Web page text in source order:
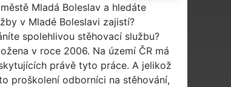
Mladá Boleslav a hledáte
v Mladé Boleslavi zajistí?
spolehlivou stěhovací službu?
v roce 2006. Na území ČR má
právě tyto práce. A jelikož
proškolení odborníci na stěhování,